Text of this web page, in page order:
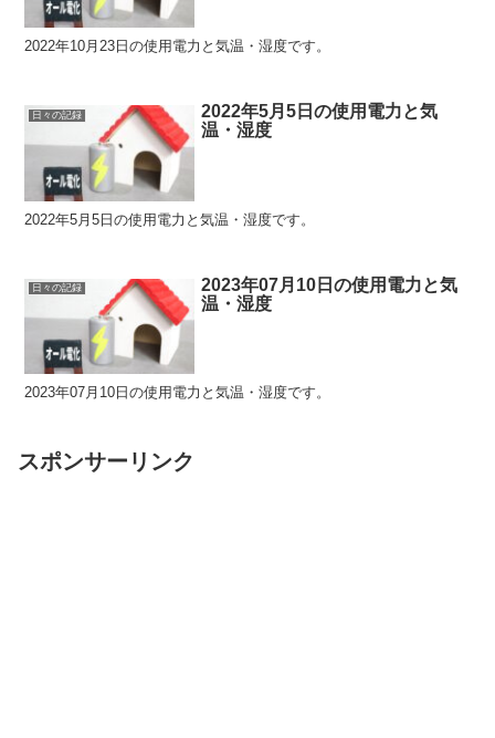
2022年10月23日の使用電力と気温・湿度です。
日々の記録
2022年5月5日の使用電力と気
温・湿度
2022年5月5日の使用電力と気温・湿度です。
日々の記録
2023年07月10日の使用電力と気
温・湿度
2023年07月10日の使用電力と気温・湿度です。
スポンサーリンク